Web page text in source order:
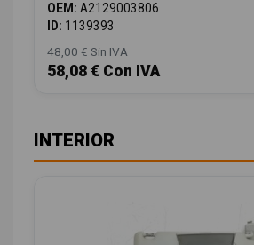
OEM: A2129003806
ID: 1139393
48,00 € Sin IVA
58,08 € Con IVA
INTERIOR